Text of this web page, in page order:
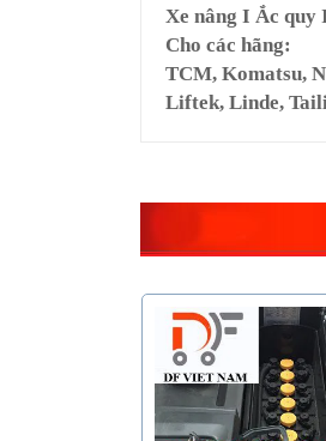
Xe nâng I Ắc quy
Cho các hãng:
TCM, Komatsu,
Liftek, Linde,